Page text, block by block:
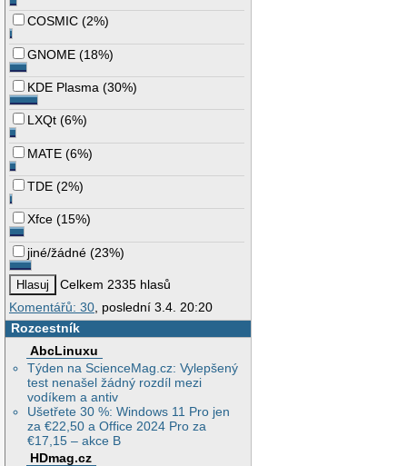
COSMIC (2%)
GNOME (18%)
KDE Plasma (30%)
LXQt (6%)
MATE (6%)
TDE (2%)
Xfce (15%)
jiné/žádné (23%)
Celkem 2335 hlasů
Komentářů: 30, poslední 3.4. 20:20
Rozcestník
AbcLinuxu
Týden na ScienceMag.cz: Vylepšený
test nenašel žádný rozdíl mezi
vodíkem a antiv
Ušetřete 30 %: Windows 11 Pro jen
za €22,50 a Office 2024 Pro za
€17,15 – akce B
HDmag.cz